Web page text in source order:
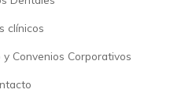
clínicos
Convenios Corporativos